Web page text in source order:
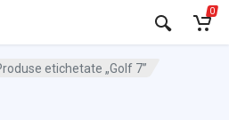
0
etichetate „Golf 7”